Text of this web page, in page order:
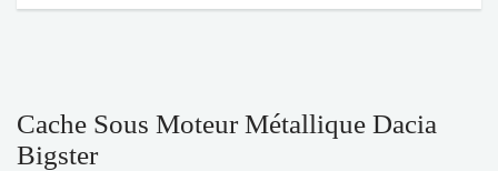
Cache Sous Moteur Métallique Dacia
Bigster